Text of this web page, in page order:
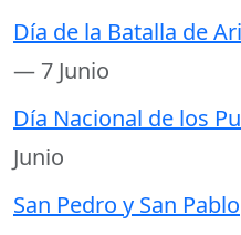
Día de la Batalla de
— 7 Junio
Día Nacional de los
Junio
San Pedro y San Pablo